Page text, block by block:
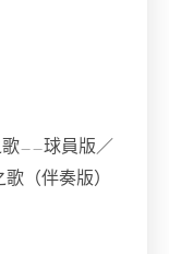
歌——球員版／
（伴奏版）